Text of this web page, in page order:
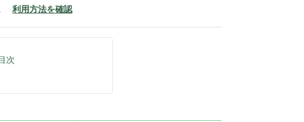
利用方法を確認
次